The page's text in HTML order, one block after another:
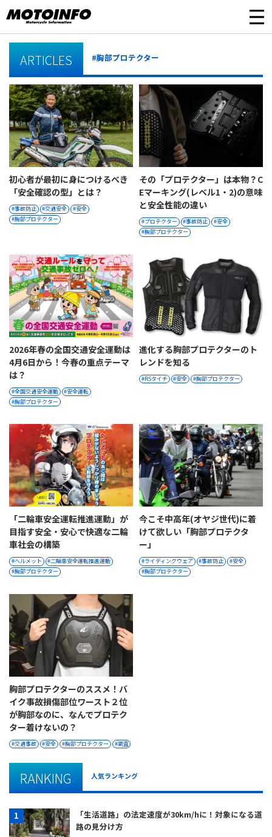
ARTICLES #胸部プロテクター
初心者が最初に身につけるべき
「安全確認の型」とは？
事故防止 交通安全
安全
胸部プロテクター
その「プロテクター」は本物？C
Eマーキング(レベル1・2)の意味
と安全性能の違い
プロテクター 事故防止
安全
胸部プロテクター
2026年春の全国交通安全運動は
4月6日から！今春の重点テーマ
は？
全国交通安全運動
安全運転
胸部プロテクター
進化する胸部プロテクターのト
レンドを知る
RSタイチ 安全 胸部プロテクター
「二輪車安全運転推進運動」が
目指す安全・安心で快適な二輪
車社会の構築
ヘルメット
二輪車安全運転推進運動
胸部プロテクター
今こそ中高年(オヤジ世代)に着
けて欲しい「胸部プロテクタ
ー」
ライディングウェア 事故防止
安全
胸部プロテクター
胸部プロテクターのススメ！バ
イク事故損傷部位ワースト２位
が胸部なのに、なんでプロテク
ター着けないの？
交通事故 安全 胸部プロテクター 調査
RANKING 人気ランキング
「生活道路」の法定速度が30km/hに！対象になる道
路の見分け方